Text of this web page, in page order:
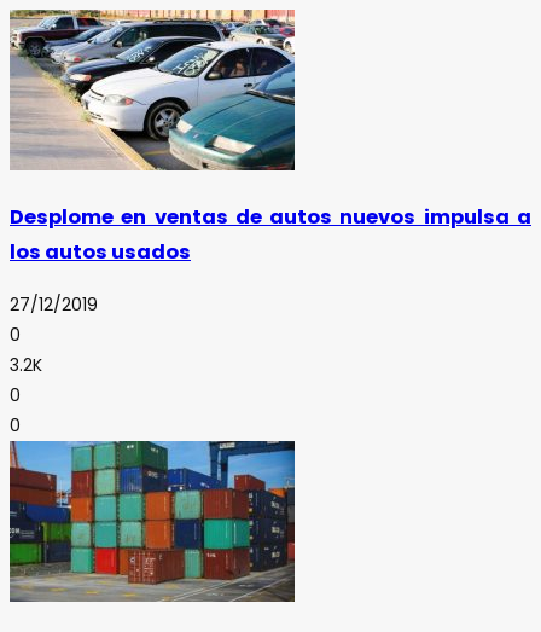
Desplome en ventas de autos nuevos impulsa a
los autos usados
27/12/2019
0
3.2K
0
0